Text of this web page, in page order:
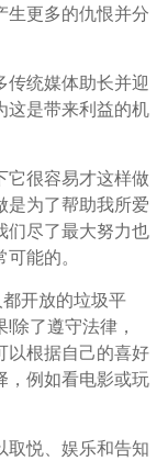
生更多的仇恨并分
传统媒体助长并迎
这是带来利益的机
它很容易才这样做
是为了帮助我所爱
们尽了最大努力也
能的。
开放的垃圾平
除了遵守法律，
以根据自己的喜好
，例如看电影或玩
取悦、娱乐和告知